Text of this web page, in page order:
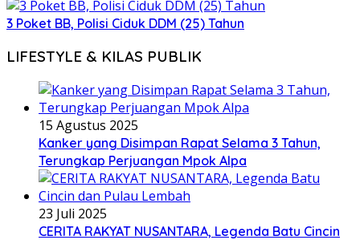
3 Poket BB, Polisi Ciduk DDM (25) Tahun
LIFESTYLE & KILAS PUBLIK
15 Agustus 2025
Kanker yang Disimpan Rapat Selama 3 Tahun,
Terungkap Perjuangan Mpok Alpa
23 Juli 2025
CERITA RAKYAT NUSANTARA, Legenda Batu Cincin